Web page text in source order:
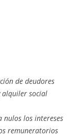
de deudores
alquiler social
nulos los intereses
remuneratorios